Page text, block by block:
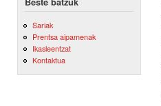
Sariak
Prentsa aipamenak
Ikasleentzat
Kontaktua